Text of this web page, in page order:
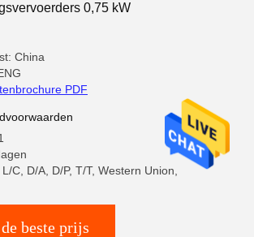
0,75 kW
China
PDF
C, D/A, D/P, T/T, Western Union,
beste prijs